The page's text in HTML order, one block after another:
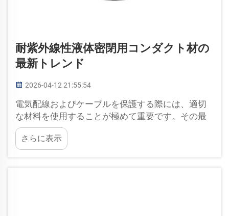
耐紫外線性液体密閉用コンダクト材の
最新トレンド
2026-04-12 21:55:54
電気配線およびケーブルを保護する際には、適切
な材料を使用することが極めて重要です。その最
良の選択肢の一つが、耐紫外線性液体密閉用コン
ダクトです。この種のコンダクトは、配線を日光
および湿気から守ります。最近では、いくつかの
さらに表示